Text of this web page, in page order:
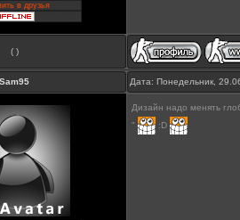
в друзья
( )
Sam95 Дата: Понедельник,
Дизайн надо менять
"
:D